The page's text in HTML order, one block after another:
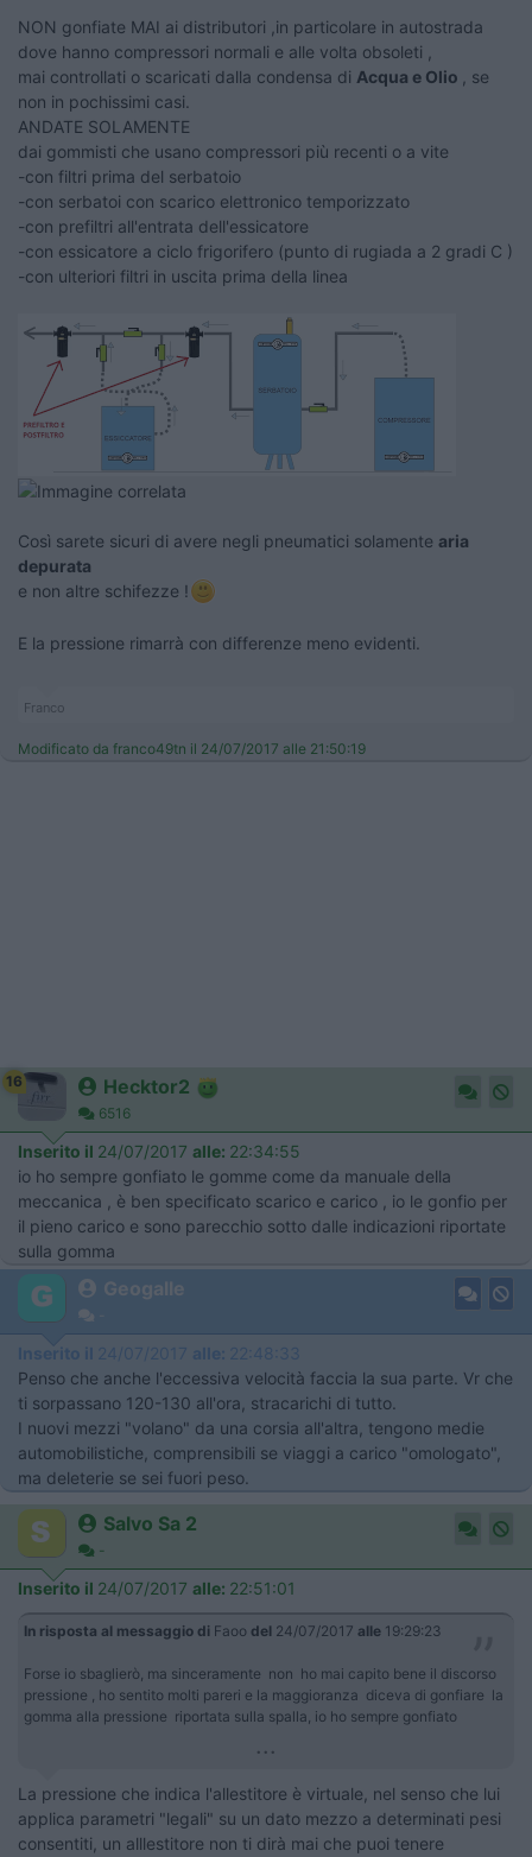
NON gonfiate MAI ai distributori ,in particolare in autostrada
dove hanno compressori normali e alle volta obsoleti ,
mai controllati o scaricati dalla condensa di Acqua e Olio
, se
non in pochissimi casi.
ANDATE SOLAMENTE
dai gommisti che usano compressori più recenti o a vite
-con filtri prima del serbatoio
-con serbatoi con scarico elettronico temporizzato
-con prefiltri all'entrata dell'essicatore
-con essicatore a ciclo frigorifero (punto di rugiada a 2 gradi C )
-con ulteriori filtri in uscita prima della linea
Così sarete sicuri di avere negli pneumatici solamente aria
depurata
e non altre schifezze !
E la pressione rimarrà con differenze meno evidenti.
Franco
Modificato da franco49tn il 24/07/2017 alle 21:50:19
16 Hecktor2
6516
Inserito il 24/07/2017 alle: 22:34:55
io ho sempre gonfiato le gomme come da manuale della
meccanica , è ben specificato scarico e carico , io le gonfio per
il pieno carico e sono parecchio sotto dalle indicazioni riportate
sulla gomma
Geogalle
Inserito il 24/07/2017 alle: 22:48:33
Penso che anche l'eccessiva velocità faccia la sua parte. Vr che
ti sorpassano 120-130 all'ora, stracarichi di tutto.
I nuovi mezzi "volano" da una corsia all'altra, tengono medie
automobilistiche, comprensibili se viaggi a carico "omologato",
ma deleterie se sei fuori peso.
Salvo Sa 2
-
Inserito il 24/07/2017 alle: 22:51:01
In risposta al messaggio di Faoo del 24/07/2017 alle 19:29:23
Forse io sbaglierò, ma sinceramente non ho mai capito bene il discorso
pressione , ho sentito molti pareri e la maggioranza diceva di gonfiare la
gomma alla pressione riportata sulla spalla, io ho sempre gonfiato
...
La pressione che indica l'allestitore è virtuale, nel senso che lui
applica parametri "legali" su un dato mezzo a determinati pesi
consentiti, un alllestitore non ti dirà mai che puoi tenere